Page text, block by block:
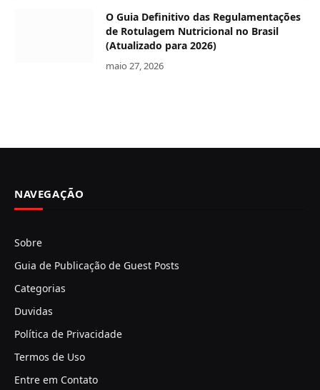
O Guia Definitivo das Regulamentações
de Rotulagem Nutricional no Brasil
(Atualizado para 2026)
maio 27, 2026
NAVEGAÇÃO
Sobre
Guia de Publicação de Guest Posts
Categorias
Duvidas
Política de Privacidade
Termos de Uso
Entre em Contato